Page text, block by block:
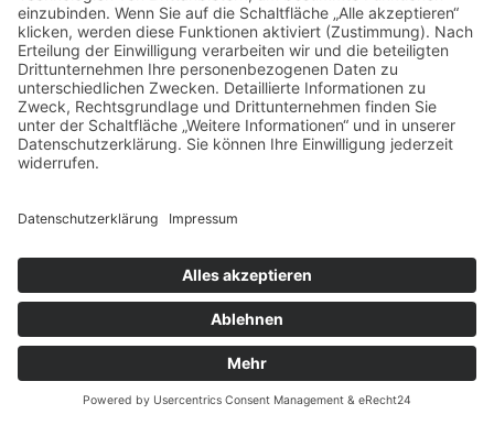
Modellierungsansätze, um die erfassten Datensätze zu
ergänzen und setzt Machine-Learning-Technologien bei der
Datenanalyse ein.
Google Analytics verwendet Technologien, die die
Wiedererkennung des Nutzers zum Zwecke der Analyse des
die Benutzung dieser Website werden in der Regel an einen
Server von Google in den USA übertragen und dort
gespeichert.
Die Nutzung dieses Dienstes erfolgt auf Grundlage Ihrer
Einwilligung nach Art. 6 Abs. 1 lit. a DSGVO und § 25 Abs. 1
TDDDG. Die Einwilligung ist jederzeit widerrufbar.